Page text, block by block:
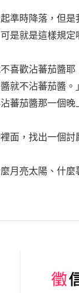
準時降落，但
是就是這樣規定
喜歡沾蕃茄醬
就不沾蕃茄醬
蕃茄醬那一個
面，找出一個
月亮太陽、什麼